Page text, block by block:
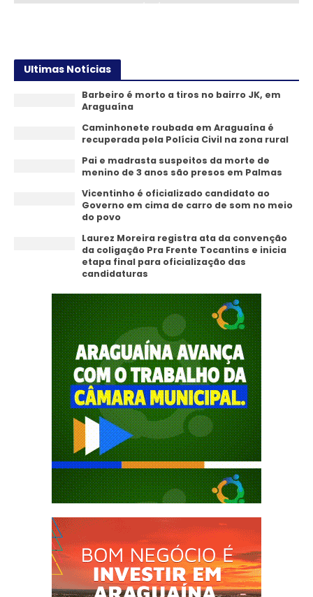
Ultimas Notícias
Barbeiro é morto a tiros no bairro JK, em
Araguaína
Caminhonete roubada em Araguaína é
recuperada pela Polícia Civil na zona rural
Pai e madrasta suspeitos da morte de
menino de 3 anos são presos em Palmas
Vicentinho é oficializado candidato ao
Governo em cima de carro de som no meio
do povo
Laurez Moreira registra ata da convenção
da coligação Pra Frente Tocantins e inicia
etapa final para oficialização das
candidaturas